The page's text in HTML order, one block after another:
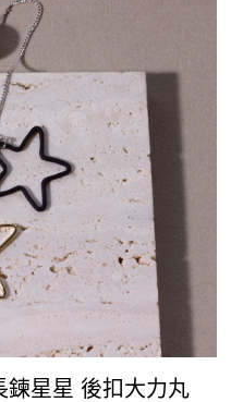
鍊星星 後扣大力丸